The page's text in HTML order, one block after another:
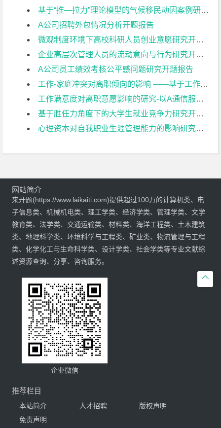
基于“推—拉力”理论模型的气候移民动因案例研究开题报告
A公司招聘外包情况分析开题报告
微观制度环境下高校科研人员创业意愿研究开题报告
企业高层次管理人员的流动意向与行为研究开题报告
A公司员工绩效考核公平感问题研究开题报告
工作-家庭冲突对离职倾向的影响 ——基于工作倦怠的中介作用开题报告
工作满意度对离职意愿影响的研究-以A通信服务企业为例开题报告
基于胜任力角度下的大学生就业竞争力研究开题报告
心理资本对自我职业生涯管理能力的影响研究——以大学生为例开题报告

网站简介
来开题(https://www.laikaiti.com)提供超过100万的计算机类、电
子信息类、机械机电类、理工学类、经济学类、管理学类、文学
教育类、法学类、交通运输类、材料类、海洋工程类、土木建筑
类、地理科学类、环境科学与工程类、矿业类、物流管理与工程
类、化学化工与生命科学类、设计学类、社会学类等专业文献综
述资源查询、分享、咨询服务。
企业微信
推荐栏目
本站简介 人才招聘
版权声明
免责声明